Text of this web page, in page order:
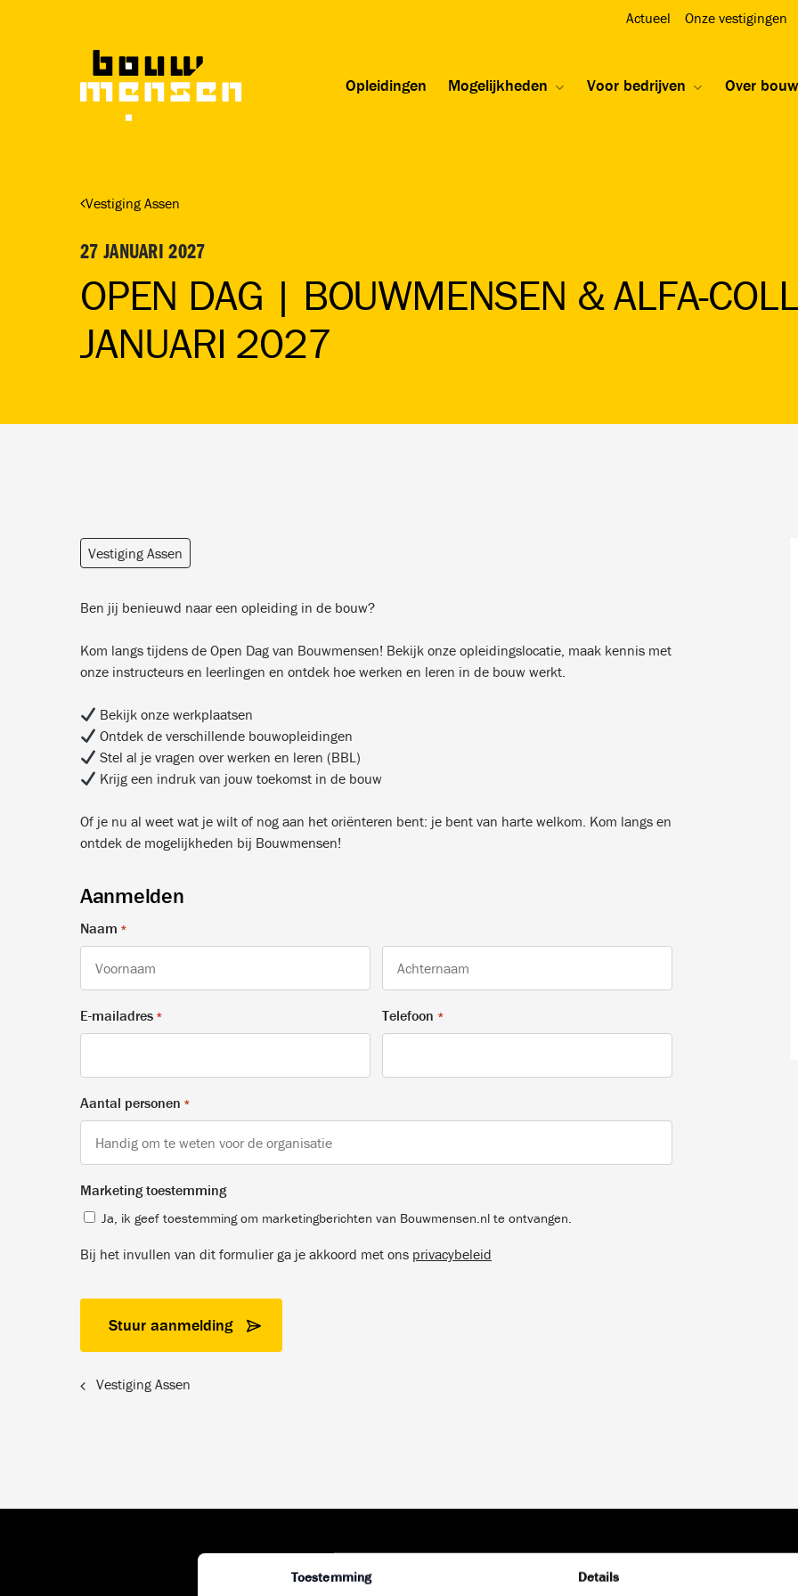
Toestemming Details
Actueel Onze vestigingen
Opleidingen Mogelijkheden Voor bedrijven Over
Vestiging Assen
27 JANUARI 2027
OPEN DAG | BOUWMENSEN & ALFA-
JANUARI 2027
Vestiging Assen
Ben jij benieuwd naar een opleiding in de bouw?
Kom langs tijdens de Open Dag van Bouwmensen! Bekijk onze opleidingslocatie, maak kennis met
onze instructeurs en leerlingen en ontdek hoe werken en leren in de bouw werkt.
Bekijk onze werkplaatsen
Ontdek de verschillende bouwopleidingen
Stel al je vragen over werken en leren (BBL)
Krijg een indruk van jouw toekomst in de bouw
Of je nu al weet wat je wilt of nog aan het oriënteren bent: je bent van harte welkom. Kom langs en
ontdek de mogelijkheden bij Bouwmensen!
Aanmelden
Naam *
E-mailadres * Telefoon *
Aantal personen *
Marketing toestemming
Ja, ik geef toestemming om marketingberichten van Bouwmensen.nl te ontvangen.
Bij het invullen van dit formulier ga je akkoord met ons privacybeleid
Vestiging Assen